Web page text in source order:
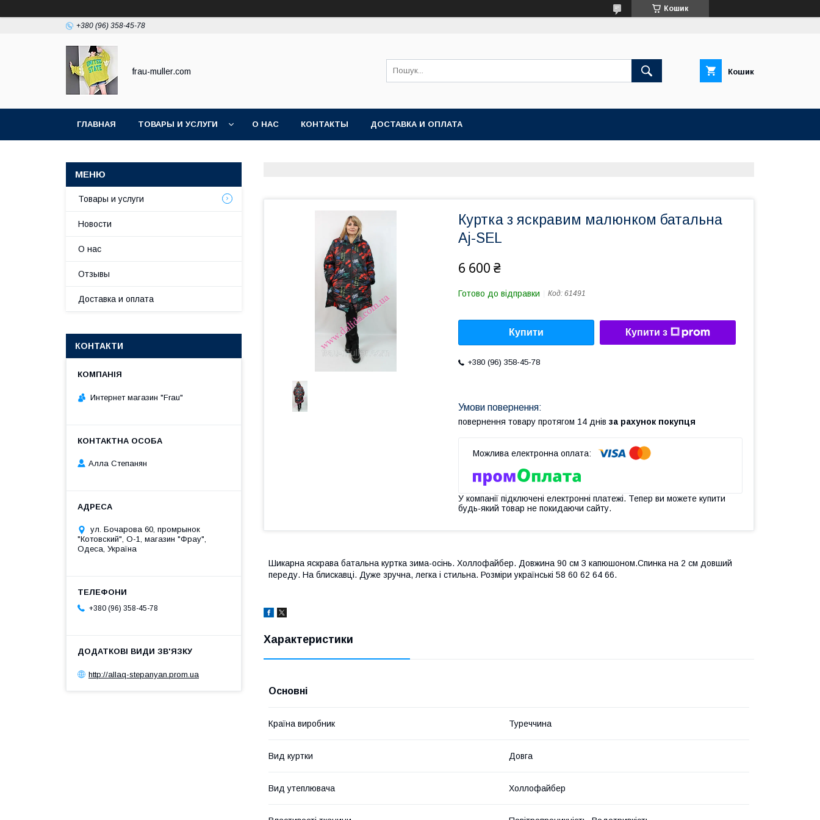
Кошик
+380 (96) 358-45-78
frau-muller.com Кошик
ГЛАВНАЯ ТОВАРЫ И УСЛУГИ О НАС КОНТАКТЫ ДОСТАВКА И ОПЛАТА
Куртка з яскравим малюнком батальна
Aj-SEL
6 600 ₴
Готово до відправки Код: 61491
Купити Купити з
+380 (96) 358-45-78
повернення товару протягом 14 днів за рахунок покупця
У компанії підключені електронні платежі. Тепер ви можете купити
будь-який товар не покидаючи сайту.
Шикарна яскрава батальна куртка зима-осінь. Холлофайбер. Довжина 90 см З капюшоном.Спинка на 2 см довший
переду. На блискавці. Дуже зручна, легка і стильна. Розміри українські 58 60 62 64 66.
Характеристики
Основні
Країна виробник Туреччина
Вид куртки Довга
Вид утеплювача Холлофайбер
Товары и услуги
Новости
О нас
Отзывы
Доставка и оплата
КОНТАКТИ
Интернет магазин "Frau"
Алла Степанян
ул. Бочарова 60, промрынок
"Котовский", О-1, магазин "Фрау",
Одеса, Україна
+380 (96) 358-45-78
http://allaq-stepanyan.prom.ua